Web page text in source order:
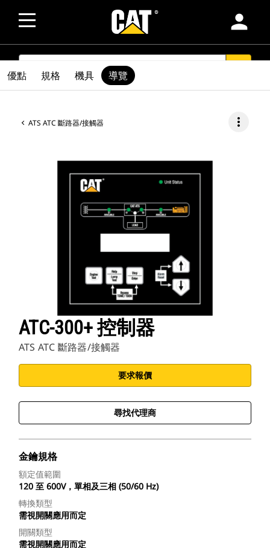
person
SEARCH
ATS ATC 斷路器/接觸器 more_vert
ATC-300+ 控制器
ATS ATC 斷路器/接觸器
要求報價
尋找代理商
金鑰規格
額定值範圍
120 至 600V，單相及三相 (50/60 Hz)
轉換類型
需視開關應用而定
開關類型
需視開關應用而定
優點 規格 機具 導覽